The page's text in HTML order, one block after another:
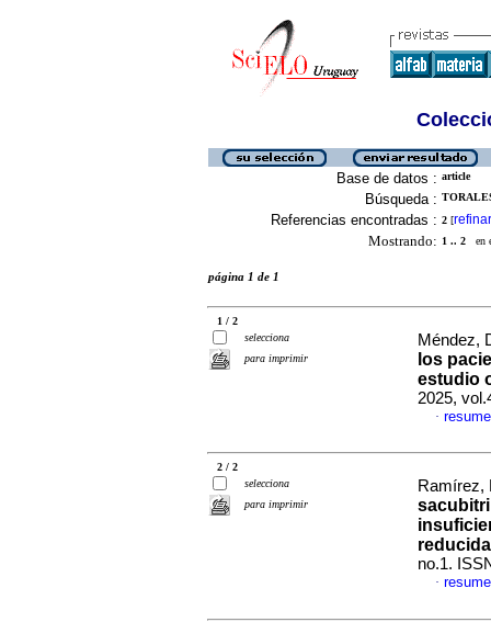
Base de datos : article
Búsqueda :
Referencias encontradas : 2 [refinar
Mostrando: 1 .. 2 en
página 1 de 1
1 / 2
selecciona
para imprimir
Méndez,
los
estudio
2025,
·
2 / 2
selecciona
para imprimir
Ramírez,
no.1.
·